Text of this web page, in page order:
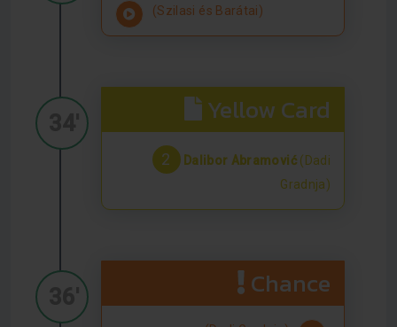
(Szilasi és Barátai)
Yellow Card
2 Dalibor Abramović (Dadi
Gradnja)
Chance